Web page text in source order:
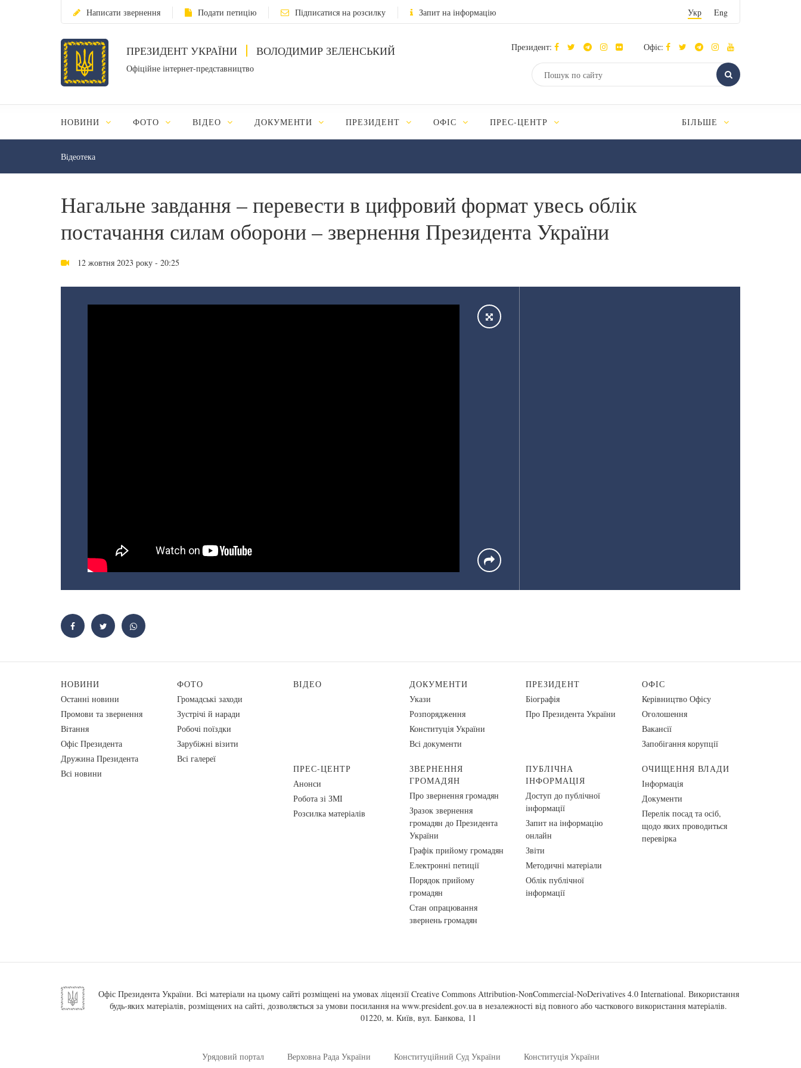
Написати звернення Подати петицію Підписатися на розсилку Запит на інформацію Укр Eng
ПРЕЗИДЕНТ УКРАЇНИ ВОЛОДИМИР ЗЕЛЕНСЬКИЙ
Офіційне інтернет-представництво
Президент: Офіс:
НОВИНИ ФОТО ВІДЕО ДОКУМЕНТИ ПРЕЗИДЕНТ ОФІС ПРЕС-ЦЕНТР БІЛЬШЕ
Відеотека
Нагальне завдання – перевести в цифровий формат увесь облік
постачання силам оборони – звернення Президента України
12 жовтня 2023 року - 20:25
НОВИНИ
Останні новини
Промови та звернення
Вiтання
Офіс Президента
Дружина Президента
Всі новини
ФОТО
Громадські заходи
Зустрічі й наради
Робочі поїздки
Зарубіжні візити
Всі галереї
ВІДЕО
ДОКУМЕНТИ
Укази
Розпорядження
Конституція України
Всі документи
ПРЕЗИДЕНТ
Біографія
Про Президента України
ОФІС
Керівництво Офісу
Оголошення
Вакансії
Запобігання корупції
ПРЕС-ЦЕНТР
Анонси
Робота зі ЗМІ
Розсилка матеріалів
ЗВЕРНЕННЯ
ГРОМАДЯН
Про звернення громадян
Зразок звернення
громадян до Президента
України
Графік прийому громадян
Електронні петиції
Порядок прийому
громадян
Стан опрацювання
звернень громадян
ПУБЛІЧНА
ІНФОРМАЦІЯ
Доступ до публічної
інформації
Запит на інформацію
онлайн
Звіти
Методичні матеріали
Облік публічної
інформації
ОЧИЩЕННЯ ВЛАДИ
Інформація
Документи
Перелік посад та осіб,
щодо яких проводиться
перевірка
Офіс Президента України. Всі матеріали на цьому сайті розміщені на умовах ліцензії Creative Commons Attribution-NonCommercial-NoDerivatives 4.0 International. Використання
будь-яких матеріалів, розміщених на сайті, дозволяється за умови посилання на www.president.gov.ua в незалежності від повного або часткового використання матеріалів.
01220, м. Київ, вул. Банкова, 11
Урядовий портал Верховна Рада України Конституційний Суд України Конституція України